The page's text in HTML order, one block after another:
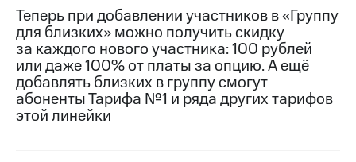
номер
в МТС
Тарифы
Услуги
приложение
Мой
МТС
Акции
Скидка 30%
на связь
Теперь при добавлении участников в «Группу
для близких» можно получить скидку
за каждого нового участника: 100 рублей
или даже 100% от платы за опцию. А ещё
добавлять близких в группу смогут
абоненты Тарифа №1 и ряда других тарифов
этой линейки